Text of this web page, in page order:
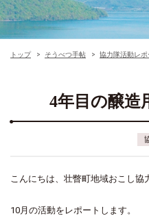
トップ そうべつ手帖 協力隊活動レポ
4年目の醸造
こんにちは、壮瞥町地域おこし協
10月の活動をレポートします。